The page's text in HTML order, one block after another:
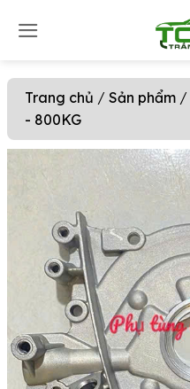
Trang chủ / Sản phẩm /
- 800KG